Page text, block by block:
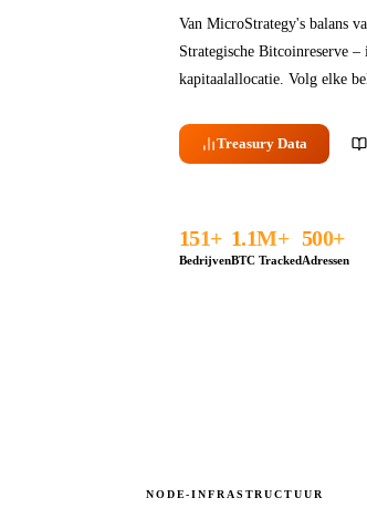
Van MicroStrategy's balans
Strategische Bitcoinreserve
kapitaalallocatie. Volg elke
Treasury Data
151+
Bedrijven
1.1M+
BTC Tracked
500+
Adressen
NODE-INFRASTRUCTUUR